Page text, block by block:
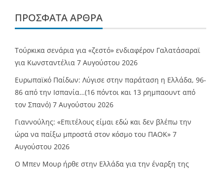
ΠΡΌΣΦΑΤΑ ΆΡΘΡΑ
Τούρκικα σενάρια για «ζεστό» ενδιαφέρον Γαλατάσαραϊ
για Κωνσταντέλια 7 Αυγούστου 2026
Ευρωπαϊκό Παίδων: Λύγισε στην παράταση η Ελλάδα, 96-
86 από την Ισπανία…(16 πόντοι και 13 ρημπαουντ από
τον Σπανό) 7 Αυγούστου 2026
Γιαννούλης: «Επιτέλους είμαι εδώ και δεν βλέπω την
ώρα να παίξω μπροστά στον κόσμο του ΠΑΟΚ» 7
Αυγούστου 2026
O Mπεν Μουρ ήρθε στην Ελλάδα για την έναρξη της